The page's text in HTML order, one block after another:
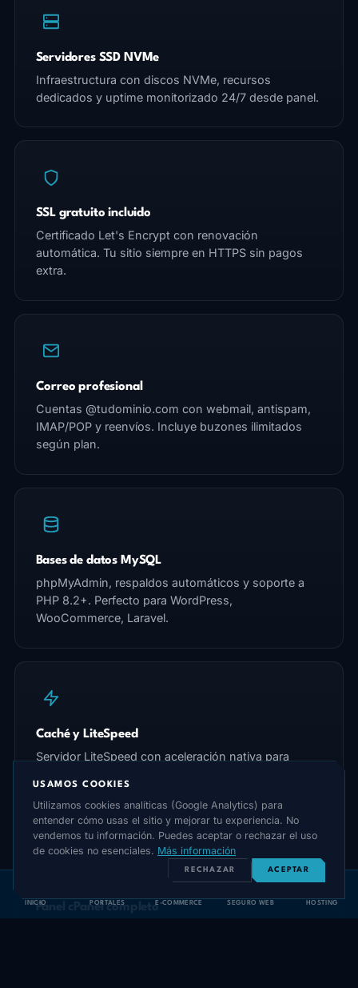
Servidores SSD NVMe
Infraestructura con discos NVMe, recursos
dedicados y uptime monitorizado 24/7 desde panel.
SSL gratuito incluido
Certificado Let's Encrypt con renovación
automática. Tu sitio siempre en HTTPS sin pagos
extra.
Correo profesional
Cuentas @tudominio.com con webmail, antispam,
IMAP/POP y reenvíos. Incluye buzones ilimitados
según plan.
Bases de datos MySQL
phpMyAdmin, respaldos automáticos y soporte a
PHP 8.2+. Perfecto para WordPress,
WooCommerce, Laravel.
Caché y LiteSpeed
Servidor LiteSpeed con aceleración nativa para
Apache.
Panel cPanel completo
INICIO PORTALES E-COMMERCE SEGURO WEB HOSTING
USAMOS COOKIES
Utilizamos cookies analíticas (Google Analytics) para
entender cómo usas el sitio y mejorar tu experiencia. No
vendemos tu información. Puedes aceptar o rechazar el uso
de cookies no esenciales. Más información
RECHAZAR ACEPTAR